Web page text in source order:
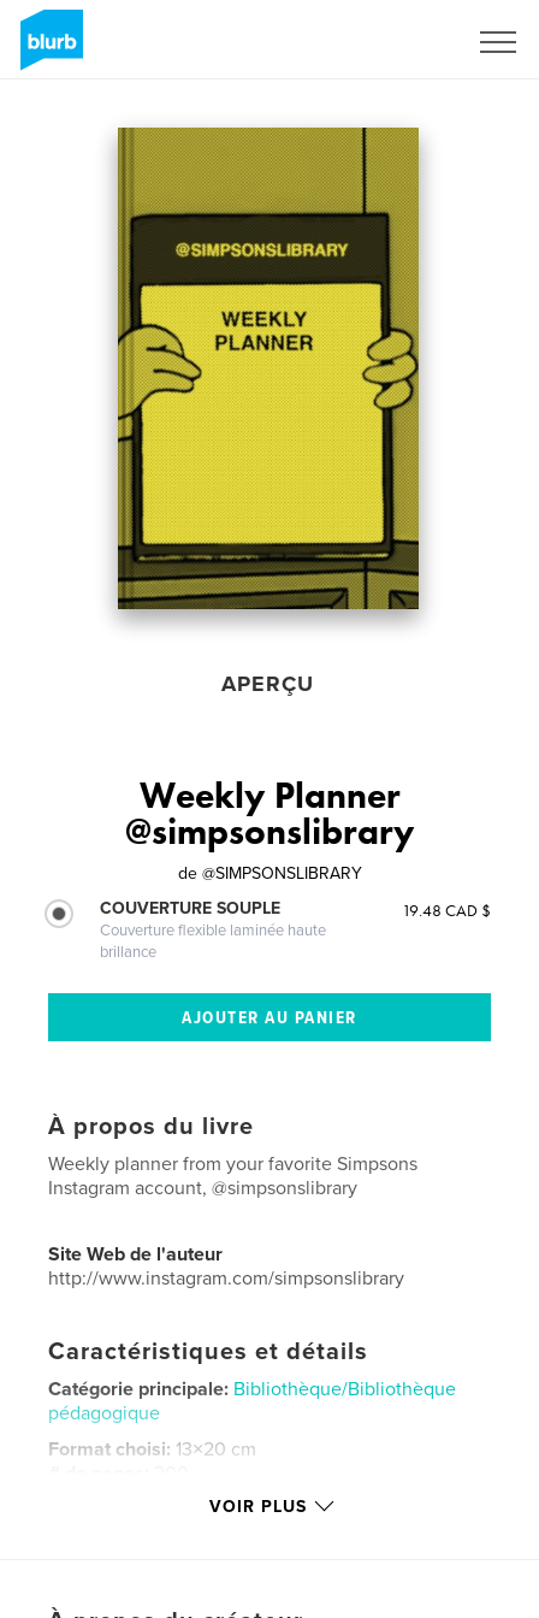
APERÇU
Weekly Planner
@simpsonslibrary
de @SIMPSONSLIBRARY
COUVERTURE SOUPLE
Couverture flexible laminée haute
brillance
19.48 CAD $
À propos du livre
Weekly planner from your favorite Simpsons
Instagram account, @simpsonslibrary
Site Web de l'auteur
http://www.instagram.com/simpsonslibrary
Caractéristiques et détails
Catégorie principale: Bibliothèque/Bibliothèque
pédagogique
Format choisi: 13×20 cm
Langue
English
VOIR PLUS